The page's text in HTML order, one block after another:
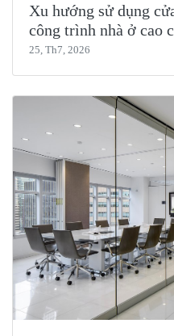
Xu hướng sử dụng
công trình nhà ở cao
25, Th7, 2026